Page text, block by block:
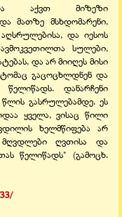
აქვთ მიზეზი
მათზე მსხდომარენი,
და იესოს
სულები,
და არ მიიღეს მისი
გაცოცხლდნენ და
დანარჩენი
გასრულებამდე. ეს
ყველა, ვისაც წილი
ხელმწიფება არ
მღვდლები ღვთისა და
წელიწადს" (გამოცხ.